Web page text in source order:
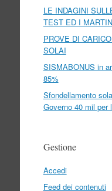
LE INDAGINI
TEST ED I
PROVE DI
SOLAI
SISMABONUS in
85%
Sfondellamento
Governo 40 mil per
Gestione
Accedi
Feed dei contenuti